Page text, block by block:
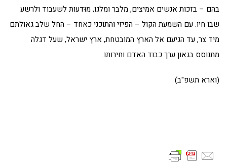
בהם – בזכות אנשים אמיצים, מלבר ומלגו, מוּדעות לשעבוד ולרשע
שבו חיו. עם השמעת הקול – הפיזי והתוכני כאחד – החל שלב גאולתם
מיד צר, עד הגיעם אל הארץ המובטחת, ארץ ישראל, שעל דגלה
מתנוסס בגאון ערך כבוד האדם וחירותו.
(וארא תשפ"ב)